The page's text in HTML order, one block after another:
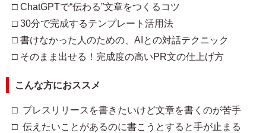
□ ChatGPTで“伝わる”文章をつくるコツ
□ 30分で完成するテンプレート活用法
□ 書けなかった人のための、AIとの対話テクニック
□ そのまま出せる！完成度の高いPR文の仕上げ方
こんな方におススメ
□ プレスリリースを書きたいけど文章を書くのが苦手
□ 伝えたいことがあるのに書こうとすると手が止まる